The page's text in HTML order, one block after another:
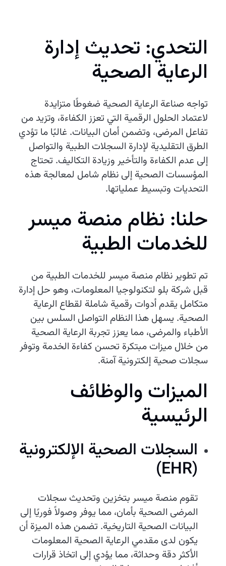
التحدي: تحديث إدارة
الرعاية الصحية
تواجه صناعة الرعاية الصحية ضغوطًا متزايدة
لاعتماد الحلول الرقمية التي تعزز الكفاءة، وتزيد من
تفاعل المرضى، وتضمن أمان البيانات. غالبًا ما تؤدي
الطرق التقليدية لإدارة السجلات الطبية والتواصل
إلى عدم الكفاءة والتأخير وزيادة التكاليف. تحتاج
المؤسسات الصحية إلى نظام شامل لمعالجة هذه
التحديات وتبسيط عملياتها.
حلنا: نظام منصة ميسر
للخدمات الطبية
تم تطوير نظام منصة ميسر للخدمات الطبية من
قبل شركة بلو لتكنولوجيا المعلومات، وهو حل إدارة
متكامل يقدم أدوات رقمية شاملة لقطاع الرعاية
الصحية. يسهل هذا النظام التواصل السلس بين
الأطباء والمرضى، مما يعزز تجربة الرعاية الصحية
من خلال ميزات مبتكرة تحسن كفاءة الخدمة وتوفر
سجلات صحية إلكترونية آمنة.
الميزات والوظائف
الرئيسية
السجلات الصحية الإلكترونية
(EHR)
تقوم منصة ميسر بتخزين وتحديث سجلات
المرضى الصحية بأمان، مما يوفر وصولاً فوريًا إلى
البيانات الصحية التاريخية. تضمن هذه الميزة أن
يكون لدى مقدمي الرعاية الصحية المعلومات
الأكثر دقة وحداثة، مما يؤدي إلى اتخاذ قرارات